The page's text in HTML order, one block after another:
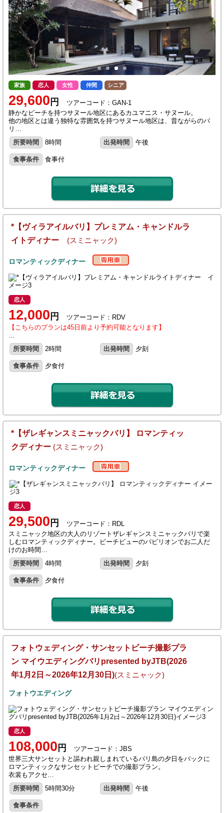
家族 恋人 女性 仲間 シニア
29,600 円
ツアーコード：GAN-1
静かなビーチを持つサヌール地区にあるカユマニス・サヌール。
他の地区とは違う独特な雰囲気を持つサヌール地区は、昔ながらのバ
リ…
所要時間
8時間 出発時間 午後
食事条件 食事付
*【ヴィラアイルバリ】プレミアム・キャンドルラ
イトディナー (スミニャック)
ロマンティックディナー
恋人
12,000 円
ツアーコード：RDV
【こちらのプランは45日前より予約可能となります】
所要時間
2時間 出発時間 夕刻
食事条件 夕食付
*【ザレギャンスミニャックバリ】 ロマンティッ
クディナー (スミニャック)
ロマンティックディナー
恋人
29,500 円
ツアーコード：RDL
スミニャック地区の大人のリゾートザレギャンスミニャックバリで楽
しむロマンティックディナー。ビーチビューのパビリオンでお二人だ
けのお時間…
所要時間
4時間 出発時間 夕刻
食事条件 夕食付
フォトウェディング・サンセットビーチ撮影プラ
ン マイウエディングバリpresented byJTB(2026
年1月2日～2026年12月30日)(スミニャック)
フォトウエディング
恋人
108,000 円
ツアーコード：JBS
世界三大サンセットと謳われ親しまれているバリ島の夕日をバックに
ロマンティックなサンセットビーチでの撮影プラン。
衣裳もアクセ…
所要時間
5時間30分 出発時間 午後
食事条件